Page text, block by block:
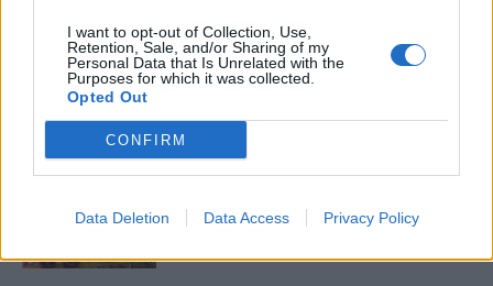
I want to opt-out of Collection, Use,
Retention, Sale, and/or Sharing of my
Personal Data that Is Unrelated with the
Purposes for which it was collected.
Opted Out
CONFIRM
Data Deletion Data Access Privacy Policy
human.
Campredó acull la quarta prova dels
Argilers diumenge 10 de maig amb dos
maig 9, 2026
maig 9, 2026